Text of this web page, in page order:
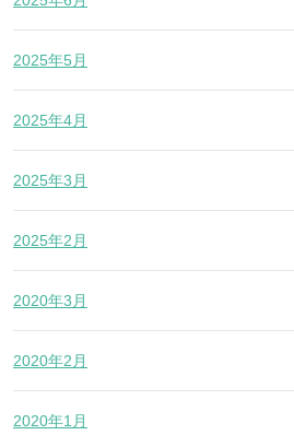
2025年5月
2025年4月
2025年3月
2025年2月
2020年3月
2020年2月
2020年1月